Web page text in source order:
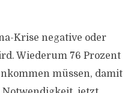
Krise negative oder
Wiederum 76 Prozent
müssen, damit